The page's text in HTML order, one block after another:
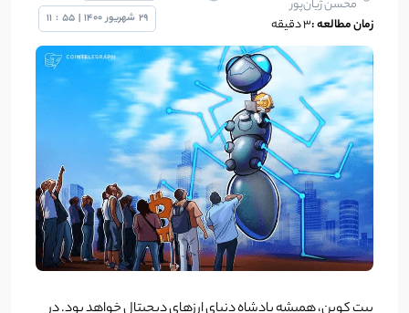
محسن ژیان‌پور
زمان مطالعه :۳ دقیقه
29 شهریور 1400
|
55
:
11